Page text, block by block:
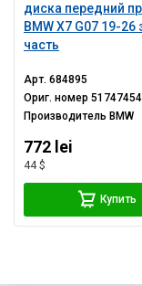
диска передний
BMW X7 G07 19-26
часть
Арт.684895
Ориг. номер
Производитель BMW
772 lei
44 $
Купить